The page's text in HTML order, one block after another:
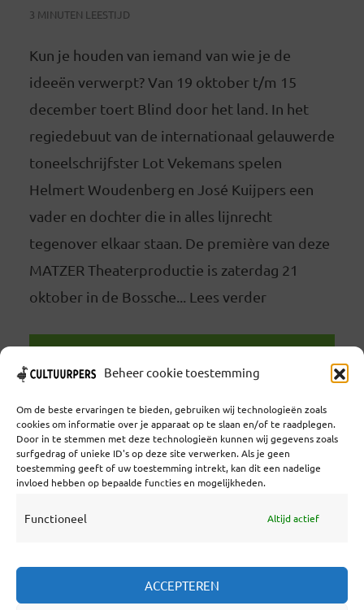
Beheer cookie toestemming
Om de beste ervaringen te bieden, gebruiken wij technologieën zoals
cookies om informatie over je apparaat op te slaan en/of te raadplegen.
Door in te stemmen met deze technologieën kunnen wij gegevens zoals
surfgedrag of unieke ID's op deze site verwerken. Als je geen
toestemming geeft of uw toestemming intrekt, kan dit een nadelige
invloed hebben op bepaalde functies en mogelijkheden.
Functioneel Altijd actief
ACCEPTEREN
3 MINUTEN LEESTIJD
Kun je houden van iemand van wie je de
ideeën verwerpt? Van 19 oktober t/m 15
december toert Blind door het land. In het
regiedebuut van de internationaal gelauwerde
toneelschrijfster Lot Vekemans spelen
Helmert Woudenberg en José Kuijpers een
vader en dochter die in alles lijnrecht
tegenover elkaar staan. De première van deze
MATZER Theaterproductie is zaterdag 21
oktober in de Bossche... Lees verder
Coöperatief Cultureel Persbureau U.A. | Salzburg 29 |
3524KS Utrecht | KvK: 55573592 |Btw: